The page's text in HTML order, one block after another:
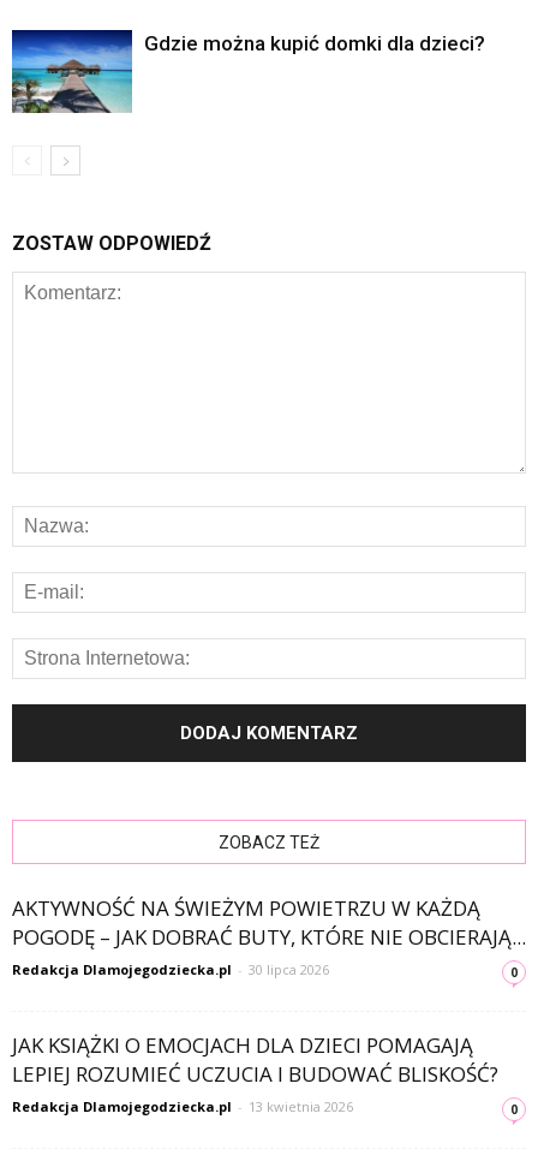
Gdzie można kupić domki dla dzieci?
ZOSTAW ODPOWIEDŹ
ZOBACZ TEŻ
AKTYWNOŚĆ NA ŚWIEŻYM POWIETRZU W KAŻDĄ
POGODĘ – JAK DOBRAĆ BUTY, KTÓRE NIE OBCIERAJĄ...
Redakcja Dlamojegodziecka.pl - 30 lipca 2026 0
JAK KSIĄŻKI O EMOCJACH DLA DZIECI POMAGAJĄ
LEPIEJ ROZUMIEĆ UCZUCIA I BUDOWAĆ BLISKOŚĆ?
Redakcja Dlamojegodziecka.pl - 13 kwietnia 2026 0